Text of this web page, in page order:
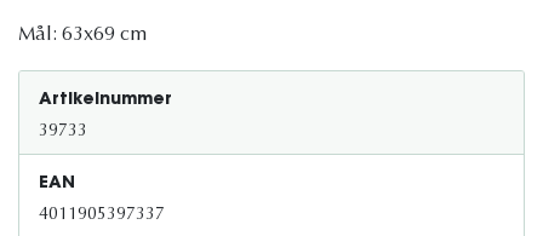
Mål: 63x69 cm
Artikelnummer
39733
EAN
4011905397337